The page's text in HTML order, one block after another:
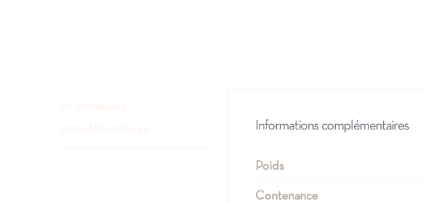
Informations complémentaires
Poids
Contenance